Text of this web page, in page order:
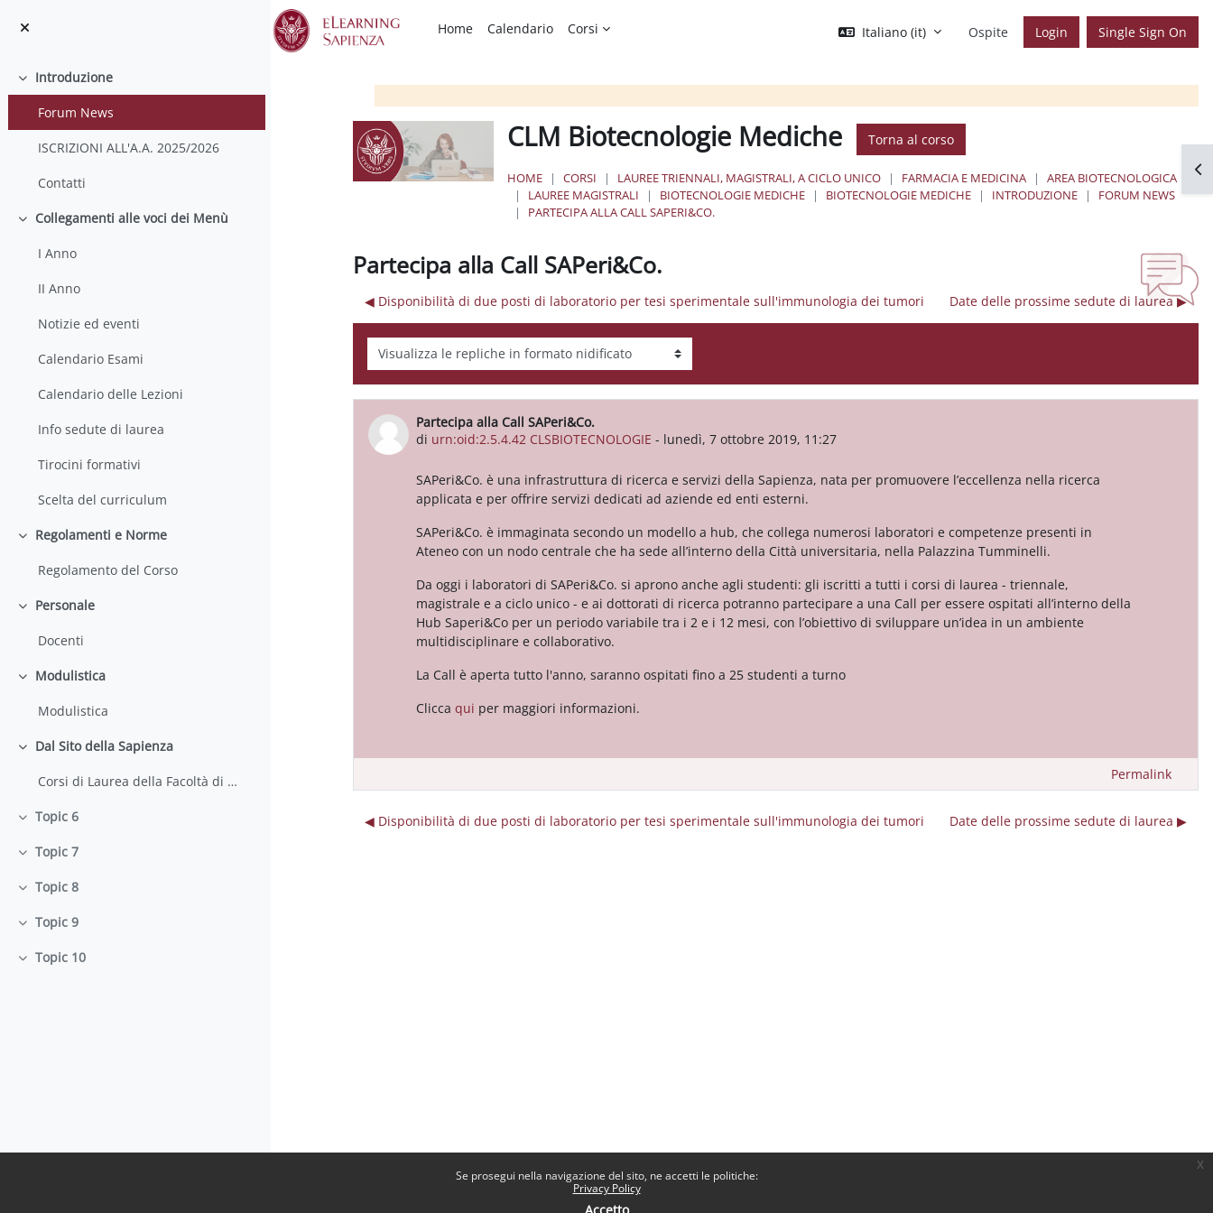
Se prosegui nella navigazione del sito, ne accetti le politiche:
Privacy Policy
x
Home Calendario Corsi Italiano ‎(it)‎ Ospite Login Single Sign On
Minimizza
Introduzione
Forum News
ISCRIZIONI ALL'A.A. 2025/2026
Contatti
Minimizza
Collegamenti alle voci dei Menù
I Anno
II Anno
Notizie ed eventi
Calendario Esami
Calendario delle Lezioni
Info sedute di laurea
Tirocini formativi
Scelta del curriculum
Minimizza
Regolamenti e Norme
Regolamento del Corso
Minimizza
Personale
Docenti
Minimizza
Modulistica
Modulistica
Minimizza
Dal Sito della Sapienza
Corsi di Laurea della Facoltà di Farmacia e Medicina
Minimizza
Topic 6
Minimizza
Topic 7
Minimizza
Topic 8
Minimizza
Topic 9
Minimizza
Topic 10
CLM Biotecnologie Mediche Torna al corso
HOME CORSI LAUREE TRIENNALI, MAGISTRALI, A CICLO UNICO FARMACIA E MEDICINA
AREA BIOTECNOLOGICA
LAUREE MAGISTRALI
BIOTECNOLOGIE MEDICHE BIOTECNOLOGIE MEDICHE INTRODUZIONE
FORUM NEWS
PARTECIPA ALLA CALL SAPERI&CO.
Partecipa alla Call SAPeri&Co.
◀︎ Disponibilità di due posti di laboratorio per tesi sperimentale sull'immunologia dei tumori Date delle prossime sedute di laurea ▶︎
Modalità visualizzazione
Partecipa alla Call SAPeri&Co.
di urn:oid:2.5.4.42 CLSBIOTECNOLOGIE - lunedì, 7 ottobre 2019, 11:27
Numero di risposte: 0
SAPeri&Co. è una infrastruttura di ricerca e servizi della Sapienza, nata per promuovere l’eccellenza nella ricerca
applicata e per offrire servizi dedicati ad aziende ed enti esterni.
SAPeri&Co. è immaginata secondo un modello a hub, che collega numerosi laboratori e competenze presenti in
Ateneo con un nodo centrale che ha sede all’interno della Città universitaria, nella Palazzina Tumminelli.
Da oggi i laboratori di SAPeri&Co. si aprono anche agli studenti: gli iscritti a tutti i corsi di laurea - triennale,
magistrale e a ciclo unico - e ai dottorati di ricerca potranno partecipare a una Call per essere ospitati all’interno della
Hub Saperi&Co per un periodo variabile tra i 2 e i 12 mesi, con l’obiettivo di sviluppare un’idea in un ambiente
multidisciplinare e collaborativo.
La Call è aperta tutto l'anno, saranno ospitati fino a 25 studenti a turno
Clicca qui per maggiori informazioni.
Permalink
◀︎ Disponibilità di due posti di laboratorio per tesi sperimentale sull'immunologia dei tumori Date delle prossime sedute di laurea ▶︎